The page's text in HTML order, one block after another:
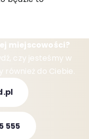
miejscowości?
czy jesteśmy w
również do Ciebie.
555